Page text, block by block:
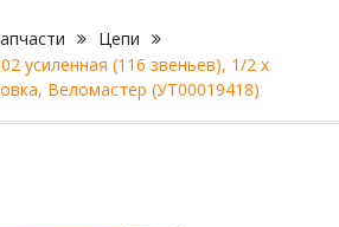
Цепи
усиленная (116 звеньев), 1/2 х
Веломастер (УТ00019418)